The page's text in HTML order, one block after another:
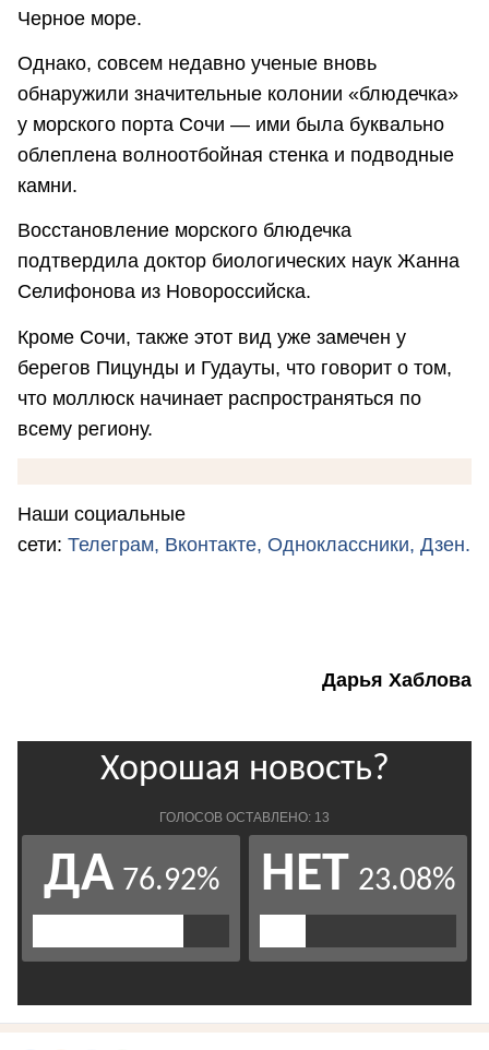
Черное море.
Однако, совсем недавно ученые вновь
обнаружили значительные колонии «блюдечка»
у морского порта Сочи — ими была буквально
облеплена волноотбойная стенка и подводные
камни.
Восстановление морского блюдечка
подтвердила доктор биологических наук Жанна
Селифонова из Новороссийска.
Кроме Сочи, также этот вид уже замечен у
берегов Пицунды и Гудауты, что говорит о том,
что моллюск начинает распространяться по
всему региону.
Наши социальные
сети: Телеграм, Вконтакте, Одноклассники, Дзен.
Дарья Хаблова